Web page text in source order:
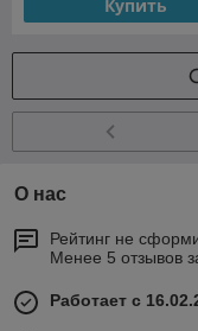
Купить
О нас
Рейтинг не
Менее 5 отзывов
Работает с